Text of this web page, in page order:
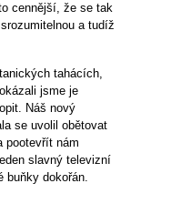
cennější, že se tak
a tudíž
tahácích,
jsme je
Náš nový
se uvolil obětovat
pootevřít nám
slavný televizní
buňky dokořán.